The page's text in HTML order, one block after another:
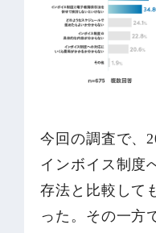
今回の調査で、
インボイス制度
存法と比較して
った。その一方